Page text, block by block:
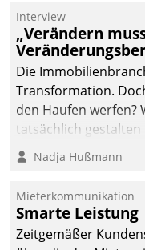
integrieren.
Interview
„Verändern
Die
Transformation.
den Haufen werfen?
tatsächlich gestalten
Argumente zählen
Nadja Hußmann
Mieterkommunikation
Smarte Leistung
Zeitgemäßer